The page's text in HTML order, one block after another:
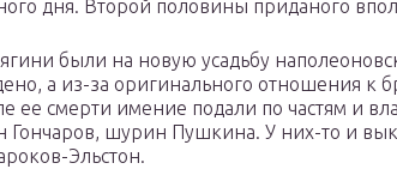
дня. Второй половины приданого
были на новую усадьбу
а из-за оригинального отношения к
ее смерти имение подали по частям и
Гончаров, шурин Пушкина. У них-то и
Эльстон.